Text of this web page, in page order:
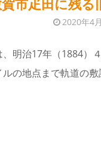
市疋田に残る
2020年4
明治17年（1884）
の地点まで軌道の